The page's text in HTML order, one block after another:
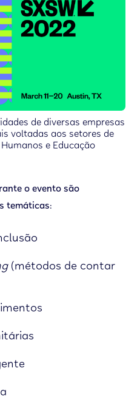
de diversas empresas
voltadas aos setores de
e Educação
o evento são
temáticas:
(métodos de contar